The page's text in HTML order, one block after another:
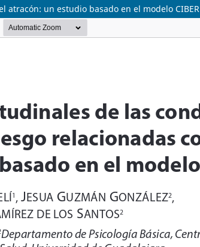
un estudio basado en el modelo CIBER